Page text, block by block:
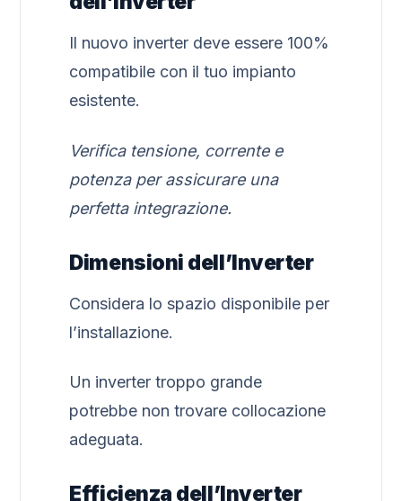
Il nuovo inverter deve essere 100%
compatibile con il tuo impianto
esistente.
Verifica tensione, corrente e
potenza per assicurare una
perfetta integrazione.
Dimensioni dell’Inverter
Considera lo spazio disponibile per
l’installazione.
Un inverter troppo grande
potrebbe non trovare collocazione
adeguata.
Efficienza dell’Inverter